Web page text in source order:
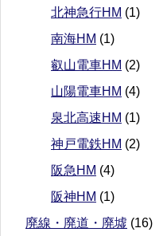
北神急行HM (1)
南海HM (1)
叡山電車HM (2)
山陽電車HM (4)
泉北高速HM (1)
神戸電鉄HM (2)
阪急HM (4)
阪神HM (1)
廃線・廃道・廃墟 (16)